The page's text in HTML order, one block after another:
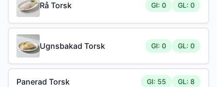
Rå Torsk GI: 0 GL: 0
Ugnsbakad Torsk GI: 0 GL: 0
Panerad Torsk GI: 55 GL: 8